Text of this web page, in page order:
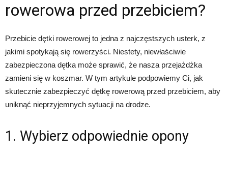
rowerowa przed przebiciem?
Przebicie dętki rowerowej to jedna z najczęstszych usterk, z
jakimi spotykają się rowerzyści. Niestety, niewłaściwie
zabezpieczona dętka może sprawić, że nasza przejażdżka
zamieni się w koszmar. W tym artykule podpowiemy Ci, jak
skutecznie zabezpieczyć dętkę rowerową przed przebiciem, aby
uniknąć nieprzyjemnych sytuacji na drodze.
1. Wybierz odpowiednie opony